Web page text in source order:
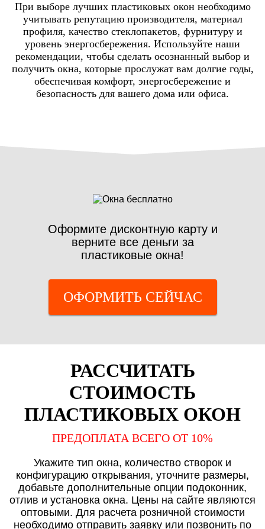
При выборе лучших пластиковых окон необходимо
учитывать репутацию производителя, материал
профиля, качество стеклопакетов, фурнитуру и
уровень энергосбережения. Используйте наши
рекомендации, чтобы сделать осознанный выбор и
получить окна, которые прослужат вам долгие годы,
обеспечивая комфорт, энергосбережение и
безопасность для вашего дома или офиса.
Оформите дисконтную карту и
верните все деньги за
пластиковые окна!
ОФОРМИТЬ СЕЙЧАС
РАССЧИТАТЬ
СТОИМОСТЬ
ПЛАСТИКОВЫХ ОКОН
ПРЕДОПЛАТА ВСЕГО ОТ 10%
Укажите тип окна, количество створок и
конфигурацию открывания, уточните размеры,
добавьте дополнительные опции подоконник,
отлив и установка окна. Цены на сайте являются
оптовыми. Для расчета розничной стоимости
необходимо отправить заявку или позвонить по